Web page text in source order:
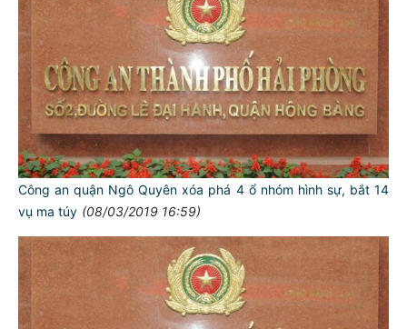
Công an quận Ngô Quyên xóa phá 4 ổ nhóm hình sự, bắt 14
vụ ma túy (08/03/2019 16:59)